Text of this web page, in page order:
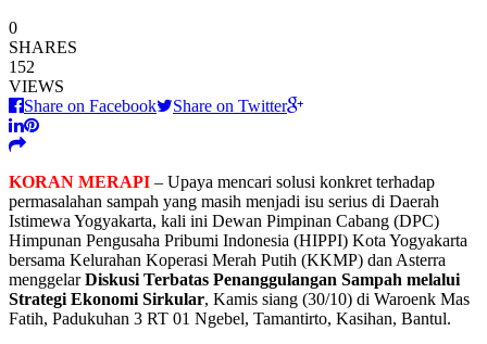
0
SHARES
152
VIEWS
Share on Facebook
Share on Twitter
KORAN MERAPI – Upaya mencari solusi konkret terhadap
permasalahan sampah yang masih menjadi isu serius di Daerah
Istimewa Yogyakarta, kali ini Dewan Pimpinan Cabang (DPC)
Himpunan Pengusaha Pribumi Indonesia (HIPPI) Kota Yogyakarta
bersama Kelurahan Koperasi Merah Putih (KKMP) dan Asterra
menggelarDiskusi Terbatas Penanggulangan Sampah melalui
Strategi Ekonomi Sirkular, Kamis siang (30/10) di Waroenk Mas
Fatih, Padukuhan 3 RT 01 Ngebel, Tamantirto, Kasihan, Bantul.